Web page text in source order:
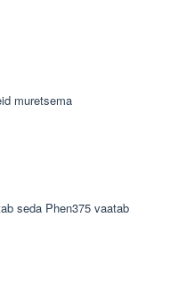
muretsema
seda Phen375 vaatab